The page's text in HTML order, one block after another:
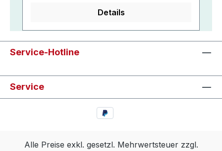
Details
Service-Hotline
Service
Alle Preise exkl. gesetzl. Mehrwertsteuer zzgl.